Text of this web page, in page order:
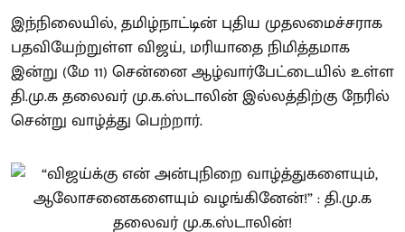
இந்நிலையில், தமிழ்நாட்டின் புதிய முதலமைச்சராக
பதவியேற்றுள்ள விஜய், மரியாதை நிமித்தமாக
இன்று (மே 11) சென்னை ஆழ்வார்பேட்டையில் உள்ள
தி.மு.க தலைவர் மு.க.ஸ்டாலின் இல்லத்திற்கு நேரில்
சென்று வாழ்த்து பெற்றார்.